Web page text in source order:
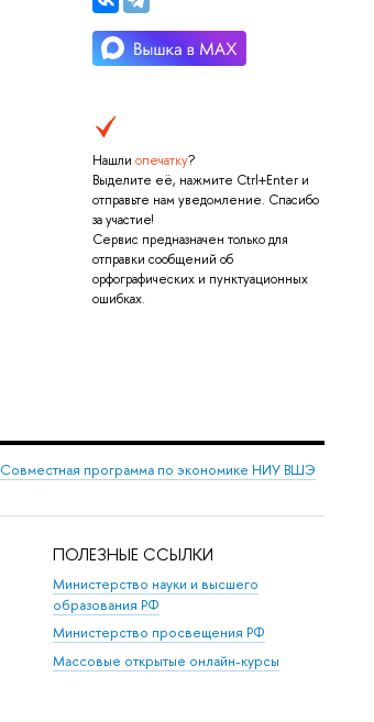
Нашли опечатку?
Выделите её, нажмите Ctrl+Enter и
отправьте нам уведомление. Спасибо
за участие!
Сервис предназначен только для
отправки сообщений об
орфографических и пунктуационных
ошибках.
Совместная программа по экономике НИУ ВШЭ
ПОЛЕЗНЫЕ ССЫЛКИ
Министерство науки и высшего
образования РФ
Министерство просвещения РФ
Массовые открытые онлайн-курсы